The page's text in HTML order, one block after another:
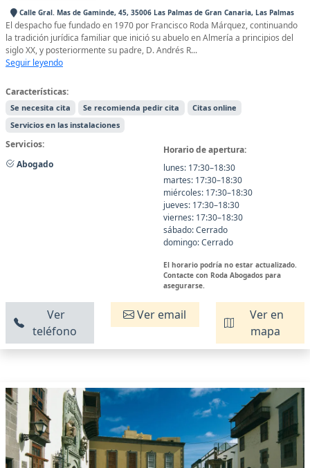
Calle Gral. Mas de Gaminde, 45, 35006 Las Palmas de Gran Canaria, Las Palmas
El despacho fue fundado en 1970 por Francisco Roda Márquez, continuando
la tradición jurídica familiar que inició su abuelo en Almería a principios del
siglo XX, y posteriormente su padre, D. Andrés R...
Seguir leyendo
Características:
Se necesita cita Se recomienda pedir cita
Citas online
Servicios en las instalaciones
Servicios:
Abogado
Horario de apertura:
lunes: 17:30–18:30
martes: 17:30–18:30
miércoles: 17:30–18:30
jueves: 17:30–18:30
viernes: 17:30–18:30
sábado: Cerrado
domingo: Cerrado
El horario podría no estar actualizado.
Contacte con Roda Abogados para
asegurarse.
Ver
teléfono
Ver email
Ver en
mapa